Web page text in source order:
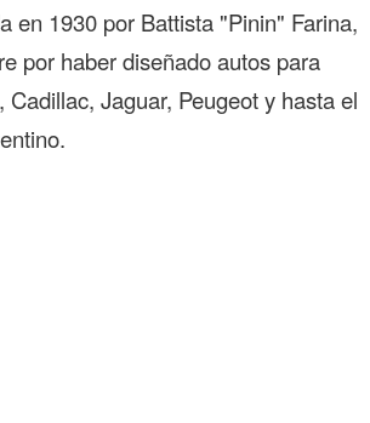
en 1930 por Battista "Pinin" Farina,
por haber diseñado autos para
Cadillac, Jaguar, Peugeot y hasta el